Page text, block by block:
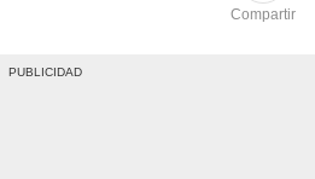
Compartir